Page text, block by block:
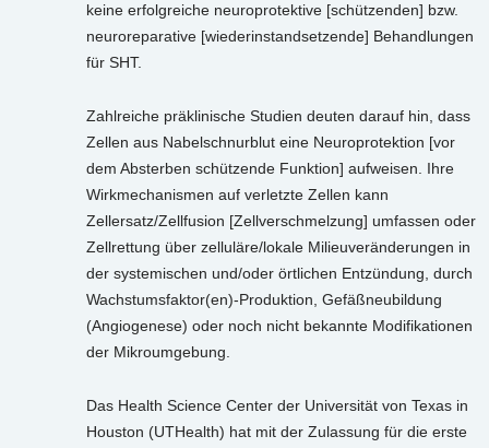
keine erfolgreiche neuroprotektive [schützenden] bzw.
neuroreparative [wiederinstandsetzende] Behandlungen
für SHT.
Zahlreiche präklinische Studien deuten darauf hin, dass
Zellen aus Nabelschnurblut eine Neuroprotektion [vor
dem Absterben schützende Funktion] aufweisen. Ihre
Wirkmechanismen auf verletzte Zellen kann
Zellersatz/Zellfusion [Zellverschmelzung] umfassen oder
Zellrettung über zelluläre/lokale Milieuveränderungen in
der systemischen und/oder örtlichen Entzündung, durch
Wachstumsfaktor(en)-Produktion, Gefäßneubildung
(Angiogenese) oder noch nicht bekannte Modifikationen
der Mikroumgebung.
Das Health Science Center der Universität von Texas in
Houston (UTHealth) hat mit der Zulassung für die erste